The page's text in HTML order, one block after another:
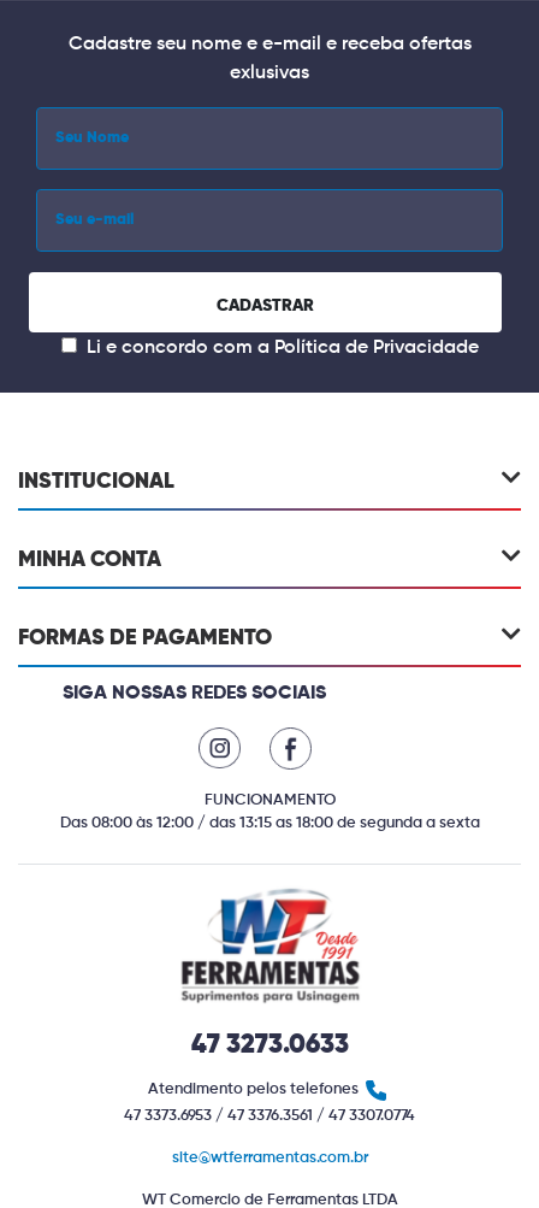
Cadastre seu nome e e-mail e receba ofertas
exlusivas
CADASTRAR
Li e concordo com a Política de Privacidade
INSTITUCIONAL
MINHA CONTA
FORMAS DE PAGAMENTO
SIGA NOSSAS REDES SOCIAIS
FUNCIONAMENTO
Das 08:00 às 12:00 / das 13:15 as 18:00 de segunda a sexta
47 3273.0633
Atendimento pelos telefones
47 3373.6953 / 47 3376.3561 / 47 3307.0774
site@wtferramentas.com.br
WT Comercio de Ferramentas LTDA